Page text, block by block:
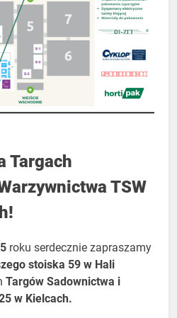
Targach
TSW
roku serdecznie zapraszamy
stoiska 59 w Hali
Targów Sadownictwa i
w Kielcach.